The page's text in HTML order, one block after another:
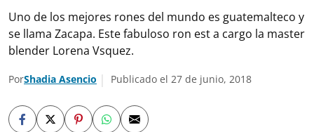
Uno de los mejores rones del mundo es guatemalteco y
se llama Zacapa. Este fabuloso ron est a cargo la master
blender Lorena Vsquez.
PorShadia Asencio Publicado el 27 de junio, 2018